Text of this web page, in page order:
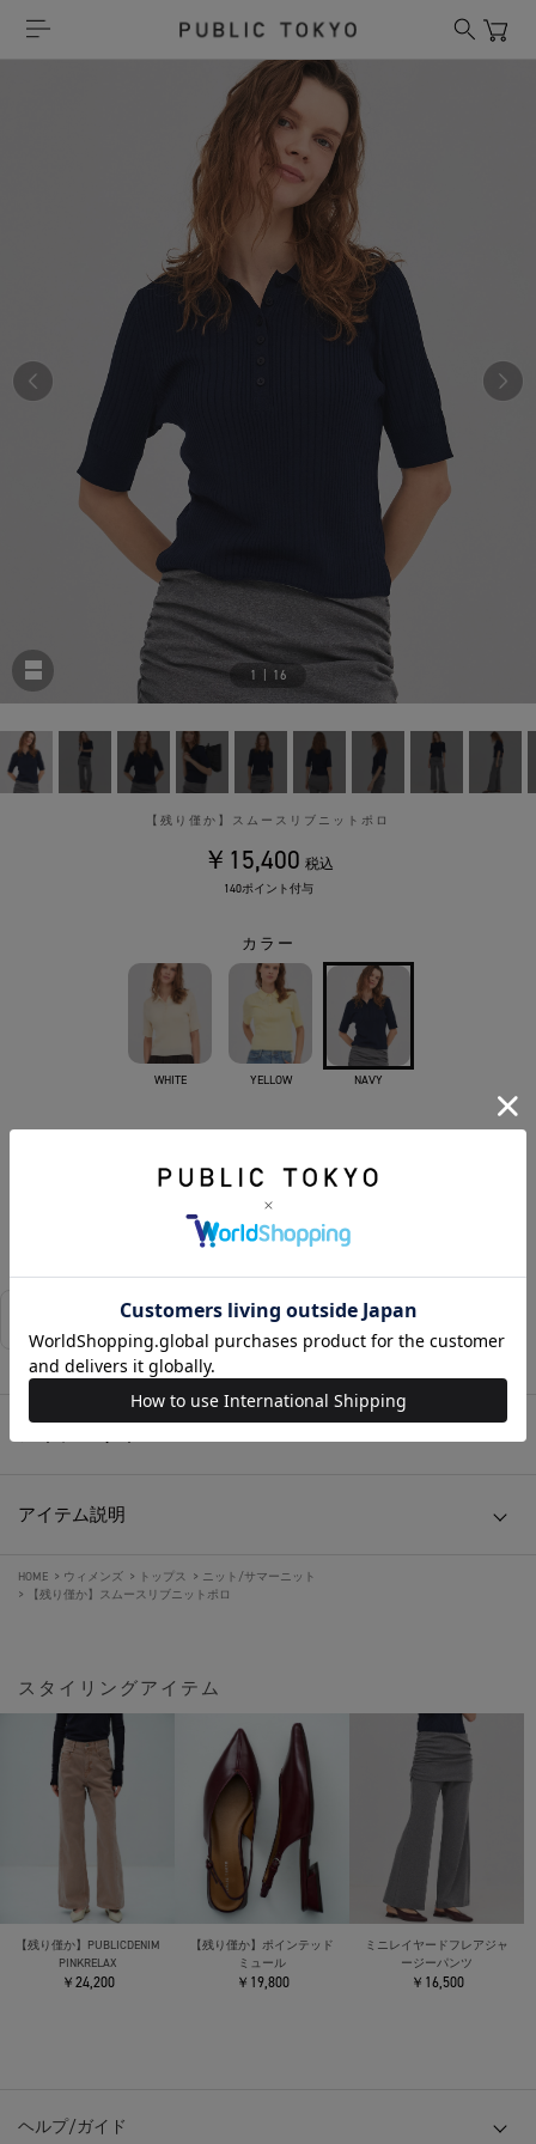
1 | 16
【残り僅か】スムースリブニットポロ
￥15,400 税込
140ポイント付与
カラー
WHITE YELLOW NAVY
カートに入れる
お気に入りに追加する
相談する 店舗在庫
アイテム説明
HOME > ウィメンズ > トップス > ニット/サマーニット
>
【残り僅か】スムースリブニットポロ
スタイリングアイテム
【残り僅か】PUBLICDENIM
PINKRELAX
￥24,200
【残り僅か】ポインテッド
ミュール
￥19,800
ミニレイヤードフレアジャ
ージーパンツ
￥16,500
ヘルプ/ガイド